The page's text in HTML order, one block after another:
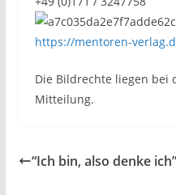
https://mentoren-
Die Bildrechte liegen bei
Mitteilung.
“Ich bin, also denke ich”